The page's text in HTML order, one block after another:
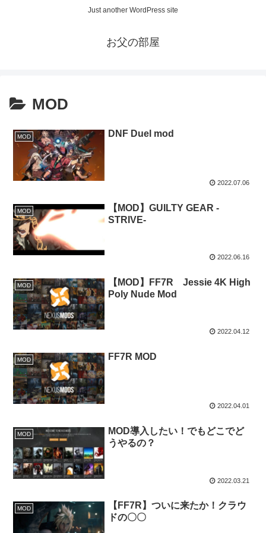
Just another WordPress site
お父の部屋
MOD
MOD DNF Duel mod
2022.07.06
MOD
【MOD】GUILTY GEAR -
STRIVE-
2022.06.16
MOD
【MOD】FF7R Jessie 4K High
Poly Nude Mod
2022.04.12
MOD FF7R MOD
2022.04.01
MOD
MOD導入したい！でもどこでど
うやるの？
2022.03.21
MOD
【FF7R】ついに来たか！クラウ
ドの〇〇